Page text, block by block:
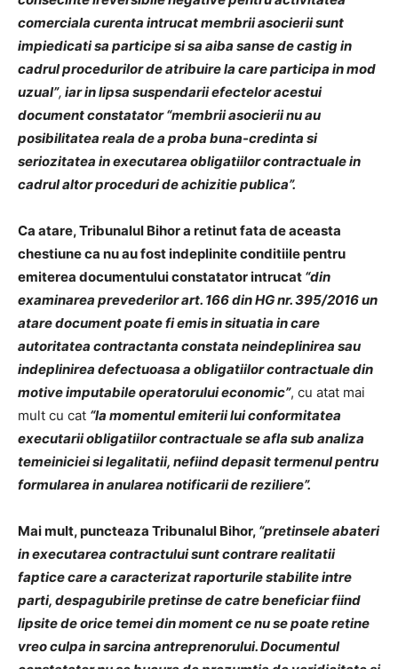
comerciala curenta intrucat membrii asocierii sunt
impiedicati sa participe si sa aiba sanse de castig in
cadrul procedurilor de atribuire la care participa in mod
uzual”, iar in lipsa suspendarii efectelor acestui
document constatator “membrii asocierii nu au
posibilitatea reala de a proba buna-credinta si
seriozitatea in executarea obligatiilor contractuale in
cadrul altor proceduri de achizitie publica”.
Ca atare, Tribunalul Bihor a retinut fata de aceasta
chestiune ca nu au fost indeplinite conditiile pentru
emiterea documentului constatator intrucat “din
examinarea prevederilor art. 166 din HG nr. 395/2016 un
atare document poate fi emis in situatia in care
autoritatea contractanta constata neindeplinirea sau
indeplinirea defectuoasa a obligatiilor contractuale din
motive imputabile operatorului economic”, cu atat mai
mult cu cat “la momentul emiterii lui conformitatea
executarii obligatiilor contractuale se afla sub analiza
temeiniciei si legalitatii, nefiind depasit termenul pentru
formularea in anularea notificarii de reziliere”.
Mai mult, puncteaza Tribunalul Bihor, “pretinsele abateri
in executarea contractului sunt contrare realitatii
faptice care a caracterizat raporturile stabilite intre
parti, despagubirile pretinse de catre beneficiar fiind
lipsite de orice temei din moment ce nu se poate retine
vreo culpa in sarcina antreprenorului. Documentul